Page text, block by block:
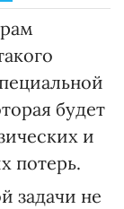
будет
и
потерь.
задачи не